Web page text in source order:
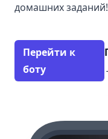
домашних заданий!
Перейти к
боту